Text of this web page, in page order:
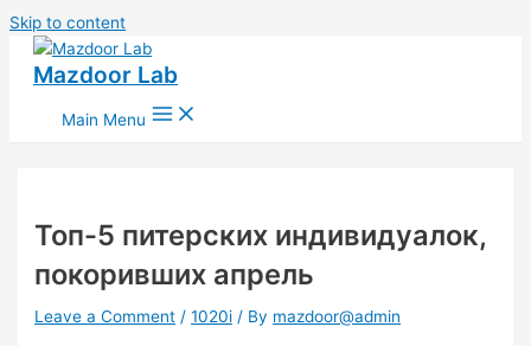
Skip to content
Mazdoor Lab
Main Menu
Топ-5 питерских индивидуалок,
покоривших апрель
Leave a Comment /1020i / By mazdoor@admin